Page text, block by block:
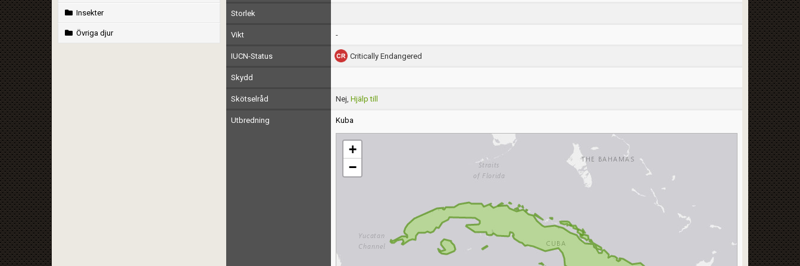
Insekter
Övriga djur
Storlek
Vikt -
IUCN-Status Critically Endangered
Skydd
Skötselråd Nej, Hjälp till
Utbredning Kuba
+
−